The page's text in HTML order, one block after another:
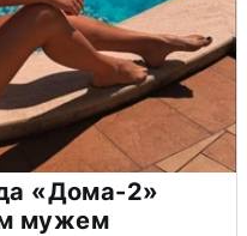
«Дома-2»
мужем